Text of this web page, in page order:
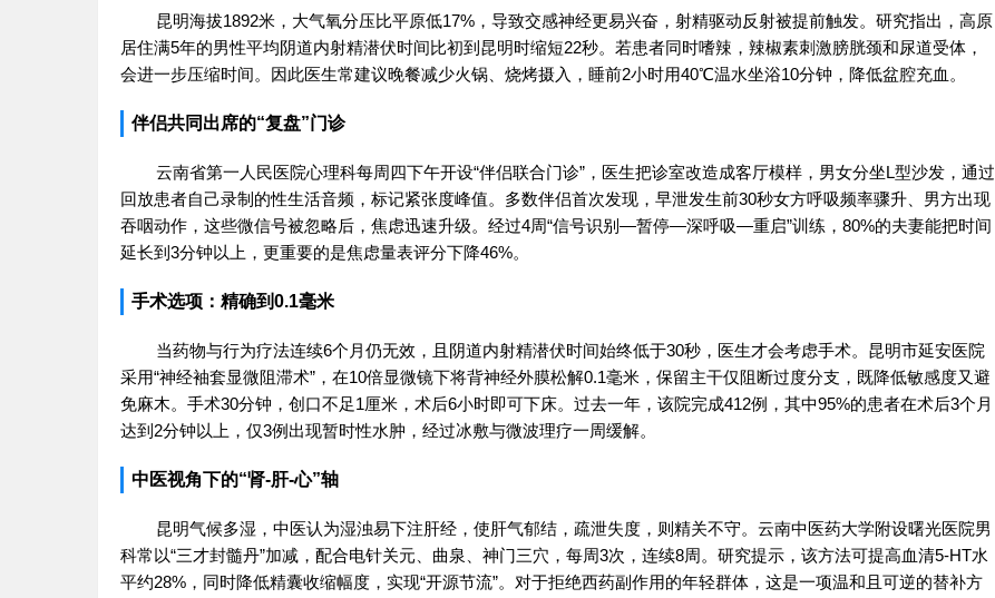
昆明海拔1892米，大气氧分压比平原低17%，导致交感神经更易兴奋，射精驱动反射被提前触发。研究指出，高原
居住满5年的男性平均阴道内射精潜伏时间比初到昆明时缩短22秒。若患者同时嗜辣，辣椒素刺激膀胱颈和尿道受体，
会进一步压缩时间。因此医生常建议晚餐减少火锅、烧烤摄入，睡前2小时用40℃温水坐浴10分钟，降低盆腔充血。
伴侣共同出席的“复盘”门诊
云南省第一人民医院心理科每周四下午开设“伴侣联合门诊”，医生把诊室改造成客厅模样，男女分坐L型沙发，通过
回放患者自己录制的性生活音频，标记紧张度峰值。多数伴侣首次发现，早泄发生前30秒女方呼吸频率骤升、男方出现
吞咽动作，这些微信号被忽略后，焦虑迅速升级。经过4周“信号识别—暂停—深呼吸—重启”训练，80%的夫妻能把时间
延长到3分钟以上，更重要的是焦虑量表评分下降46%。
手术选项：精确到0.1毫米
当药物与行为疗法连续6个月仍无效，且阴道内射精潜伏时间始终低于30秒，医生才会考虑手术。昆明市延安医院
采用“神经袖套显微阻滞术”，在10倍显微镜下将背神经外膜松解0.1毫米，保留主干仅阻断过度分支，既降低敏感度又避
免麻木。手术30分钟，创口不足1厘米，术后6小时即可下床。过去一年，该院完成412例，其中95%的患者在术后3个月
达到2分钟以上，仅3例出现暂时性水肿，经过冰敷与微波理疗一周缓解。
中医视角下的“肾-肝-心”轴
昆明气候多湿，中医认为湿浊易下注肝经，使肝气郁结，疏泄失度，则精关不守。云南中医药大学附设曙光医院男
科常以“三才封髓丹”加减，配合电针关元、曲泉、神门三穴，每周3次，连续8周。研究提示，该方法可提高血清5-HT水
平约28%，同时降低精囊收缩幅度，实现“开源节流”。对于拒绝西药副作用的年轻群体，这是一项温和且可逆的替补方